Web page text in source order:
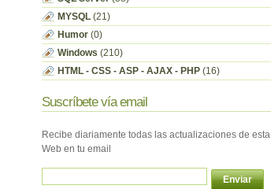
MYSQL(21)
Humor(0)
Windows (210)
HTML - CSS - ASP - AJAX - PHP(16)
Suscríbete vía email
Recibe diariamente todas las actualizaciones de esta
Web en tu email